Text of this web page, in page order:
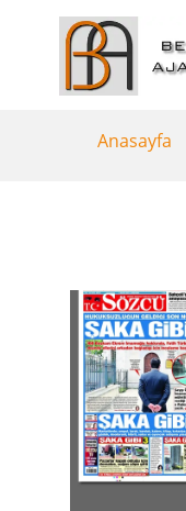
Anasayfa